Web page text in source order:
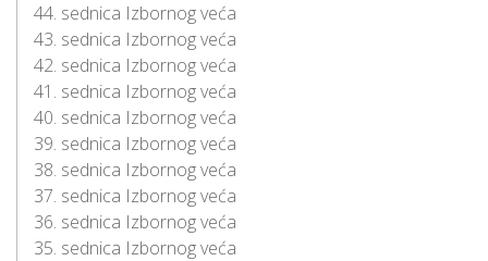
44. sednica Izbornog veća
43. sednica Izbornog veća
42. sednica Izbornog veća
41. sednica Izbornog veća
40. sednica Izbornog veća
39. sednica Izbornog veća
38. sednica Izbornog veća
37. sednica Izbornog veća
36. sednica Izbornog veća
35. sednica Izbornog veća